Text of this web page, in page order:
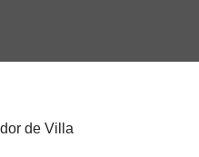
de Villa